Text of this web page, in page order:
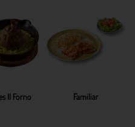
Il Forno Familiar